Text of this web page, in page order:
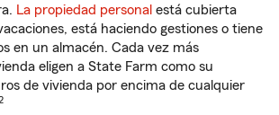
La propiedad personal está cubierta
está haciendo gestiones o tiene
en un almacén. Cada vez más
eligen a State Farm como su
de vivienda por encima de cualquier